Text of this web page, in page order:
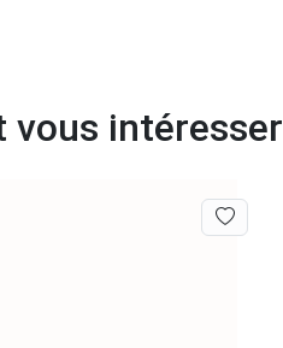
vous intéresser